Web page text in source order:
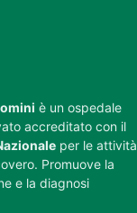
è un ospedale
accreditato con il
per le attività
Promuove la
e la diagnosi